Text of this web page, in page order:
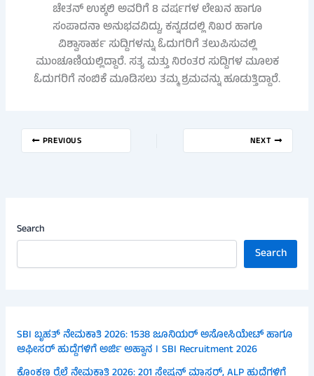
ಚೇತನ್ ಉಕ್ಕಲಿ ಅವರಿಗೆ 8 ವರ್ಷಗಳ ಲೇಖನ ಹಾಗೂ
ಸಂಪಾದನಾ ಅನುಭವವಿದ್ದು, ಕನ್ನಡದಲ್ಲಿ ನಿಖರ ಹಾಗೂ
ವಿಶ್ವಾಸಾರ್ಹ ಸುದ್ದಿಗಳನ್ನು ಓದುಗರಿಗೆ ತಲುಪಿಸುವಲ್ಲಿ
ಮುಂಚೂಣಿಯಲ್ಲಿದ್ದಾರೆ. ಸತ್ಯ ಮತ್ತು ನಿರಂತರ ಸುದ್ದಿಗಳ ಮೂಲಕ
ಓದುಗರಿಗೆ ನಂಬಿಕೆ ಮೂಡಿಸಲು ತಮ್ಮ ಶ್ರಮವನ್ನು ಹೂಡುತ್ತಿದ್ದಾರೆ.
PREVIOUS NEXT
Search
Search
SBI ಬೃಹತ್ ನೇಮಕಾತಿ 2026: 1538 ಜೂನಿಯರ್ ಅಸೋಸಿಯೇಟ್ ಹಾಗೂ
ಆಫೀಸರ್ ಹುದ್ದೆಗಳಿಗೆ ಅರ್ಜಿ ಅಹ್ವಾನ । SBI Recruitment 2026